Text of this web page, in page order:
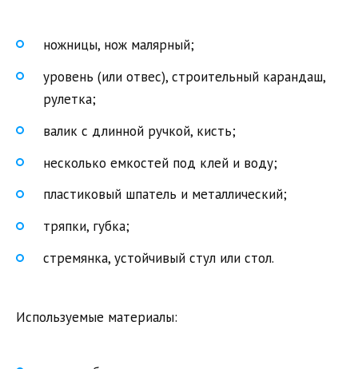
ножницы, нож малярный;
уровень (или отвес), строительный карандаш,
рулетка;
валик с длинной ручкой, кисть;
несколько емкостей под клей и воду;
пластиковый шпатель и металлический;
тряпки, губка;
стремянка, устойчивый стул или стол.
Используемые материалы: